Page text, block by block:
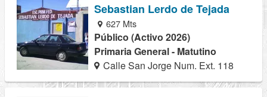
Sebastian Lerdo de Tejada
627 Mts
Público (Activo 2026)
Primaria General - Matutino
Calle San Jorge Num. Ext. 118